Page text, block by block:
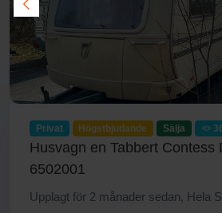
Privat Högstbjudande Sälja
Husvagn en Tabbert Contess
6502001
Upplagt för 2 månader sedan, Hela